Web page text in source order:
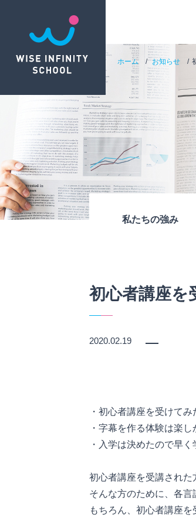
私たちの強み
ホーム お知らせ
初心者講座を
2020.02.19
・初心者講座を受けて
・字幕を作る体験は楽
・入学は決めたので早
初心者講座を受講された
そんな方のために、各言
もちろん、初心者講座を